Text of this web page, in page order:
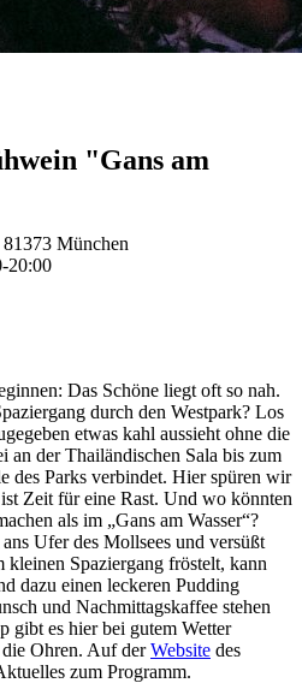
"Gans am
München
20:00
Das Schöne liegt oft so nah.
durch den Westpark? Los
etwas kahl aussieht ohne die
an der Thailändischen Sala bis zum
des Parks verbindet. Hier spüren wir
Zeit für eine Rast. Und wo könnten
als im „Gans am Wasser“?
Ufer des Mollsees und versüßt
kleinen Spaziergang fröstelt, kann
dazu einen leckeren Pudding
und Nachmittagskaffee stehen
gibt es hier bei gutem Wetter
die Ohren. Auf derWebsite des
zum Programm.